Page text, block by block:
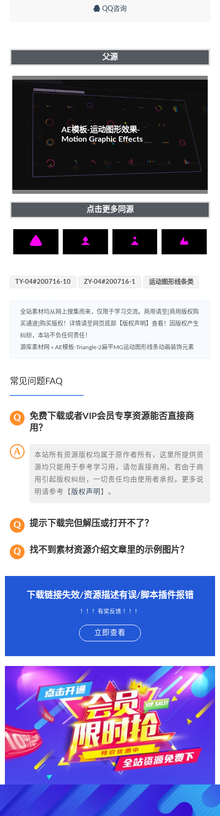
QQ咨询
父源
AE模板-运动图形效果-
Motion Graphic Effects
点击更多同源
TY-04#200716-10 ZY-04#200716-1 运动图形线条类
全站素材均从网上搜集而来，仅限于学习交流。商用请至[商用版权购
买通道]购买版权！详情请至网页底部【版权声明】查看！因版权产生
纠纷，本站不负任何责任！
源库素材网 » AE模板-Triangle-2扁平MG运动图形线条动画装饰元素
常见问题FAQ
免费下载或者VIP会员专享资源能否直接商
用？
本站所有资源版权均属于原作者所有，这里所提供资
源均只能用于参考学习用，请勿直接商用。若由于商
用引起版权纠纷，一切责任均由使用者承担。更多说
明请参考【 版权声明 】。
提示下载完但解压或打开不了？
找不到素材资源介绍文章里的示例图片？
下载链接失效/资源描述有误/脚本插件报错
！！！有奖反馈 ！！！
立即查看